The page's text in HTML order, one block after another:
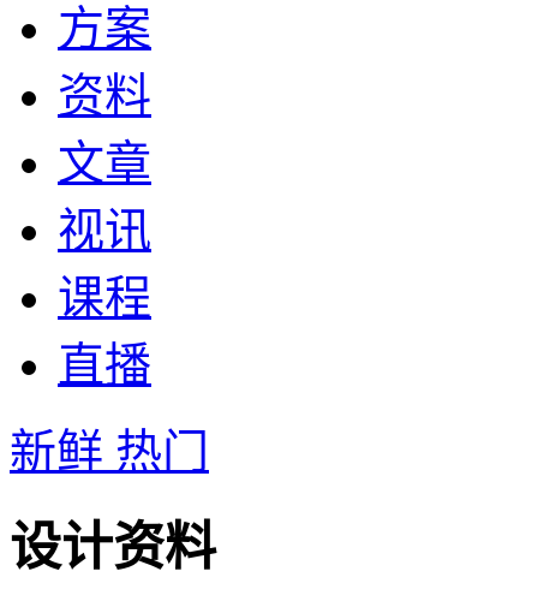
方案
资料
文章
视讯
课程
直播
新鲜 热门
设计资料